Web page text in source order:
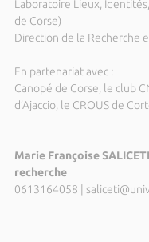
Laboratoire Lieux,
de Corse)
Direction de la Recherche
En partenariat avec :
Canopé de Corse, le club
d’Ajaccio, le CROUS de
Marie Françoise
recherche
0613164058 |